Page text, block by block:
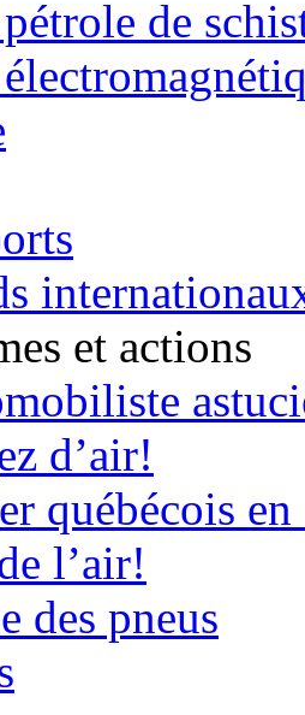
de
et actions
d’air!
québécois
l’air!
des pneus